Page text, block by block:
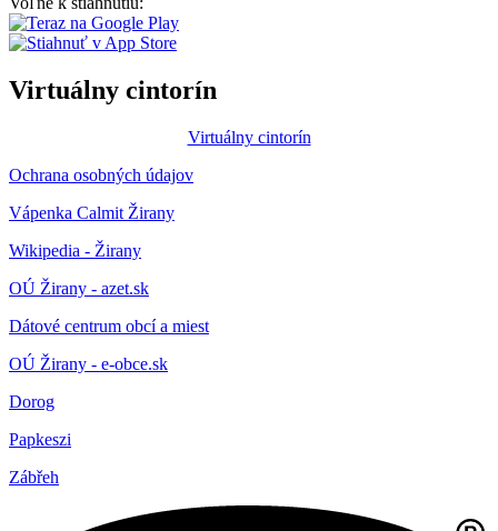
Virtuálny cintorín
Virtuálny cintorín
Ochrana osobných údajov
Vápenka Calmit Žirany
Wikipedia - Žirany
OÚ Žirany - azet.sk
Dátové centrum obcí a miest
OÚ Žirany - e-obce.sk
Dorog
Papkeszi
Zábřeh